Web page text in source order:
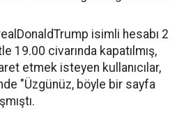
isimli hesabı 2
19.00 civarında kapatılmış,
etmek isteyen kullanıcılar,
"Üzgünüz, böyle bir sayfa